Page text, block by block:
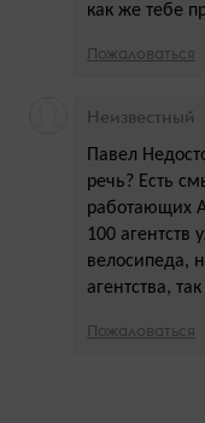
как же тебе
Пожаловаться
Павел
речь? Есть
работающих
100
велосипеда,
агентства,
Неизвестный
Пожаловаться